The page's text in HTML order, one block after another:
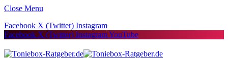
Close Menu
Facebook X (Twitter) Instagram
Facebook X (Twitter) InstagramYouTube